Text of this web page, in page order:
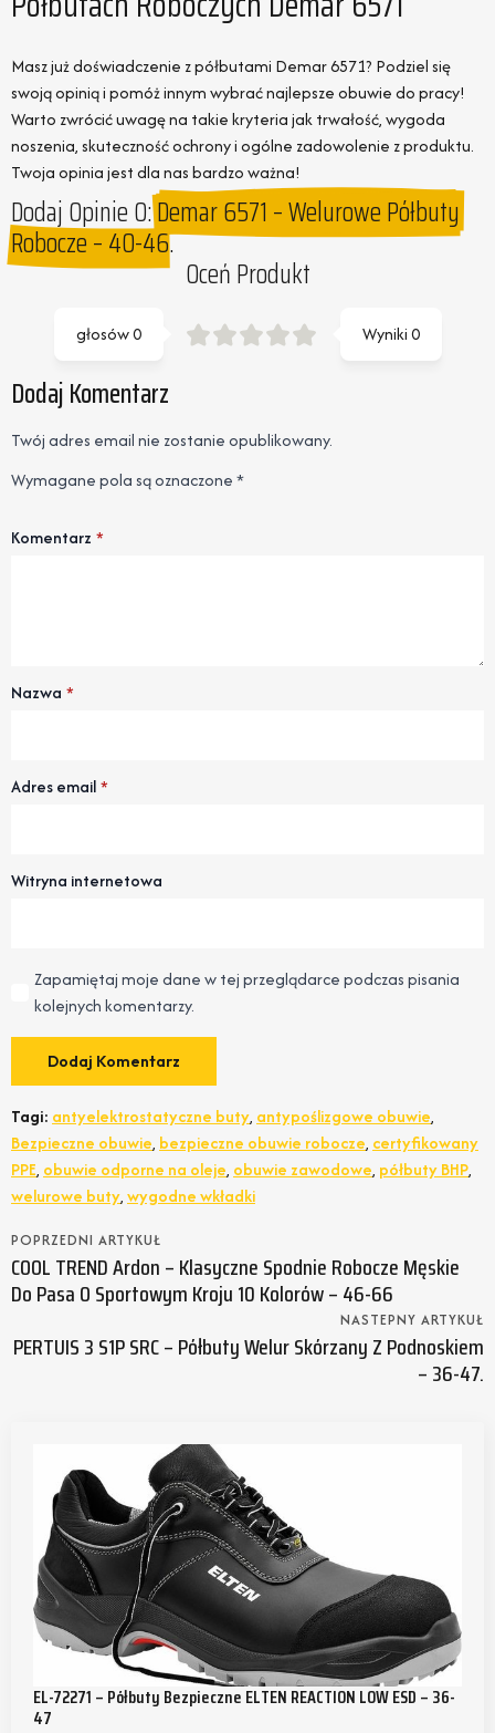
Masz już doświadczenie z półbutami Demar 6571? Podziel się
swoją opinią i pomóż innym wybrać najlepsze obuwie do pracy!
Warto zwrócić uwagę na takie kryteria jak trwałość, wygoda
noszenia, skuteczność ochrony i ogólne zadowolenie z produktu.
Twoja opinia jest dla nas bardzo ważna!
Dodaj Opinie O:Demar 6571 – Welurowe Półbuty
Robocze – 40-46.
Oceń Produkt
Wyniki0
głosów0
Dodaj Komentarz
Twój adres email nie zostanie opublikowany.
Wymagane pola są oznaczone*
Komentarz *
Nazwa *
Adres email*
Witryna internetowa
Zapamiętaj moje dane w tej przeglądarce podczas pisania
kolejnych komentarzy.
Tagi: antyelektrostatyczne buty, antypoślizgowe obuwie,
Bezpieczne obuwie, bezpieczne obuwie robocze, certyfikowany
PPE, obuwie odporne na oleje, obuwie zawodowe, półbuty BHP,
welurowe buty,wygodne wkładki
POPRZEDNI ARTYKUŁ
COOL TREND Ardon – Klasyczne Spodnie Robocze Męskie
Do Pasa O Sportowym Kroju 10 Kolorów – 46-66
NASTEPNY ARTYKUŁ
PERTUIS 3 S1P SRC – Półbuty Welur Skórzany Z Podnoskiem
– 36-47.
EL-72271 – Półbuty Bezpieczne ELTEN REACTION LOW ESD – 36-
47